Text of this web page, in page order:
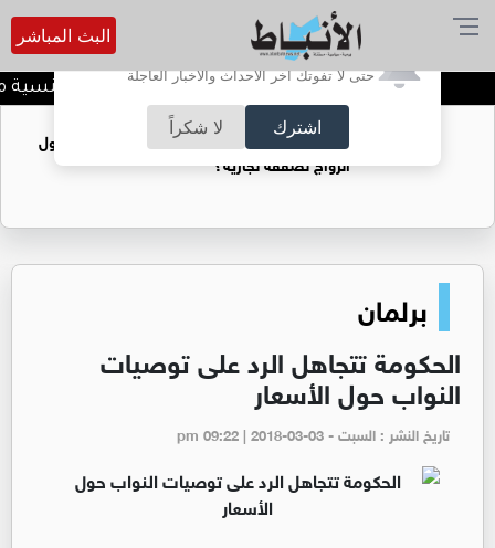
أترغب في تفعيل الإشعارات؟
حتى لا تفوتك آخر الأحداث والأخبار العاجلة
اشترك لا شكراً
البث المباشر
تركيا تبدأ إجراءات سحب الجنسية
فتيات يستغللنه لتحقيق مكاسب مادية.. هل تحول
الزواج لصفقة تجارية؟
برلمان
الحكومة تتجاهل الرد على توصيات
النواب حول الأسعار
تاريخ النشر : السبت - pm 09:22 | 2018-03-03